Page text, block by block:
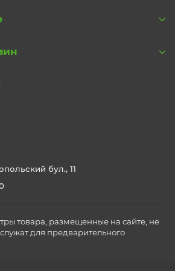
бул., 11
товара, размещенные на сайте, не
для предварительного